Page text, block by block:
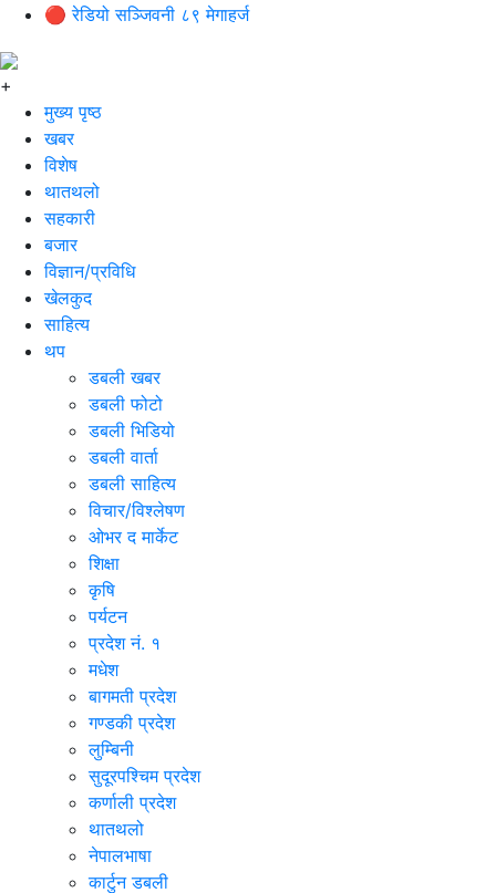
🔴 रेडियो सञ्जिवनी ८९ मेगाहर्ज
+
मुख्य पृष्ठ
खबर
विशेष
थातथलो
सहकारी
बजार
विज्ञान/प्रविधि
खेलकुद
साहित्य
थप
डबली खबर
डबली फोटो
डबली भिडियो
डबली वार्ता
डबली साहित्य
विचार/विश्‍लेषण
ओभर द मार्केट
शिक्षा
कृषि
पर्यटन
प्रदेश नं. १
मधेश
बागमती प्रदेश
गण्डकी प्रदेश
लुम्बिनी
सुदूरपश्चिम प्रदेश
कर्णाली प्रदेश
थातथलो
नेपालभाषा
कार्टुन डबली